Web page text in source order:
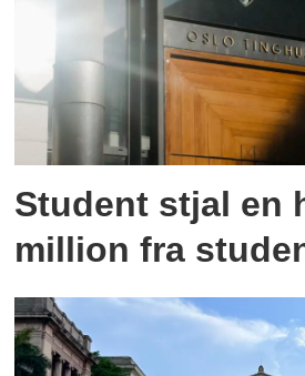
Student stjal en
million fra